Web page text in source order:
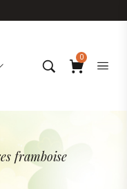
0
framboise